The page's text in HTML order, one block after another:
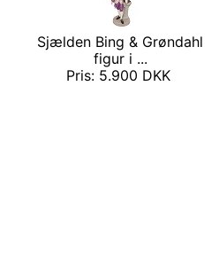
Sjælden Bing & Grøndahl
figur i ...
Pris: 5.900 DKK